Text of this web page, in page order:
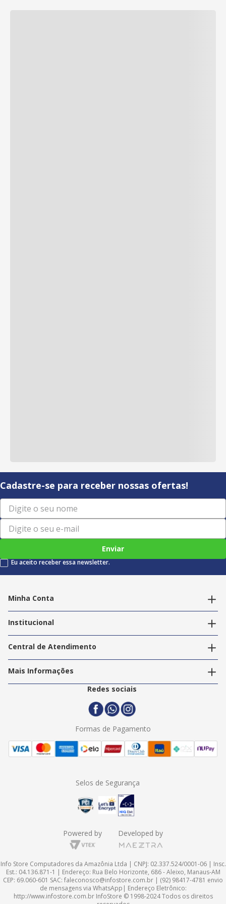
Cadastre-se para receber nossas ofertas!
Enviar
Eu aceito receber essa newsletter.
Minha Conta
Editar endereços
Institucional
Nossas Lojas
Trabalhe Conosco
Central de Atendimento
Política de Privacidade
Termos e Condições
Politica de Entrega
Mais Informações
2ª Via Nota Fiscal
Redes sociais
Formas de Pagamento
Selos de Segurança
Powered by Developed by
Info Store Computadores da Amazônia Ltda | CNPJ: 02.337.524/0001-06 | Insc.
Est.: 04.136.871-1 | Endereço: Rua Belo Horizonte, 686 - Aleixo, Manaus-AM
CEP: 69.060-601 SAC: faleconosco@infostore.com.br | (92) 98417-4781 envio
de mensagens via WhatsApp| Endereço Eletrônico:
http://www.infostore.com.brInfoStore © 1998-2024 Todos os direitos